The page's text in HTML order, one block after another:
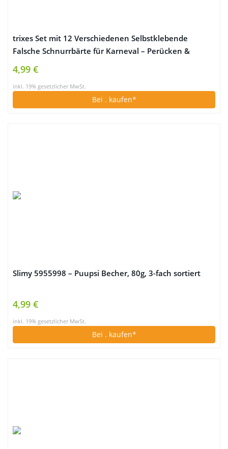
trixes Set mit 12 Verschiedenen Selbstklebende
Falsche Schnurrbärte für Karneval – Perücken &
Haarteile für Erwachsene
4,99 €
inkl. 19% gesetzlicher MwSt.
Bei . kaufen*
Slimy 5955998 – Puupsi Becher, 80g, 3-fach sortiert
4,99 €
inkl. 19% gesetzlicher MwSt.
Bei . kaufen*